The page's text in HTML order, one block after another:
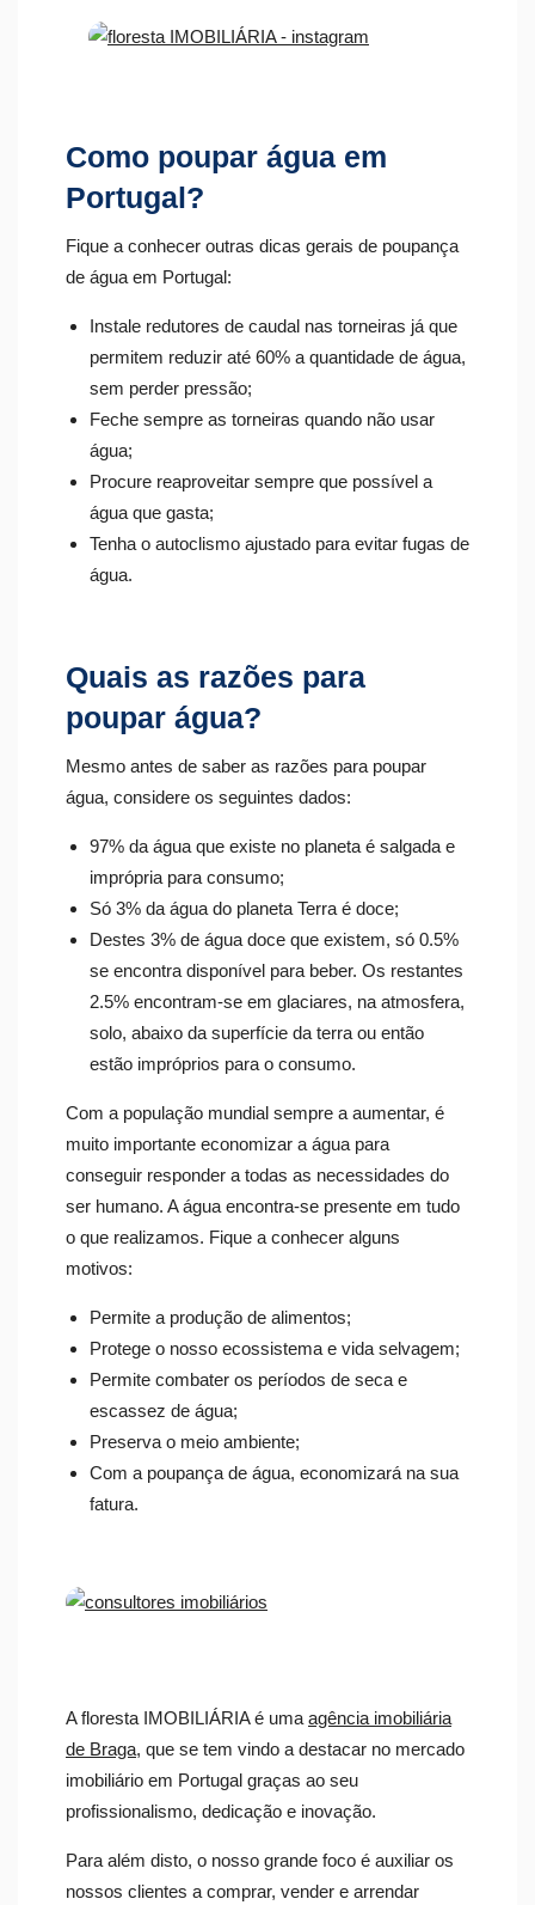
Como poupar água em
Portugal?
Fique a conhecer outras dicas gerais de poupança
de água em Portugal:
Instale redutores de caudal nas torneiras já que
permitem reduzir até 60% a quantidade de água,
sem perder pressão;
Feche sempre as torneiras quando não usar
água;
Procure reaproveitar sempre que possível a
água que gasta;
Tenha o autoclismo ajustado para evitar fugas de
água.
Quais as razões para
poupar água?
Mesmo antes de saber as razões para poupar
água, considere os seguintes dados:
97% da água que existe no planeta é salgada e
imprópria para consumo;
Só 3% da água do planeta Terra é doce;
Destes 3% de água doce que existem, só 0.5%
se encontra disponível para beber. Os restantes
2.5% encontram-se em glaciares, na atmosfera,
solo, abaixo da superfície da terra ou então
estão impróprios para o consumo.
Com a população mundial sempre a aumentar, é
muito importante economizar a água para
conseguir responder a todas as necessidades do
ser humano. A água encontra-se presente em tudo
o que realizamos. Fique a conhecer alguns
motivos:
Permite a produção de alimentos;
Protege o nosso ecossistema e vida selvagem;
Permite combater os períodos de seca e
escassez de água;
Preserva o meio ambiente;
Com a poupança de água, economizará na sua
fatura.
A floresta IMOBILIÁRIA é uma agência imobiliária
de Braga, que se tem vindo a destacar no mercado
imobiliário em Portugal graças ao seu
profissionalismo, dedicação e inovação.
Para além disto, o nosso grande foco é auxiliar os
nossos clientes a comprar, vender e arrendar